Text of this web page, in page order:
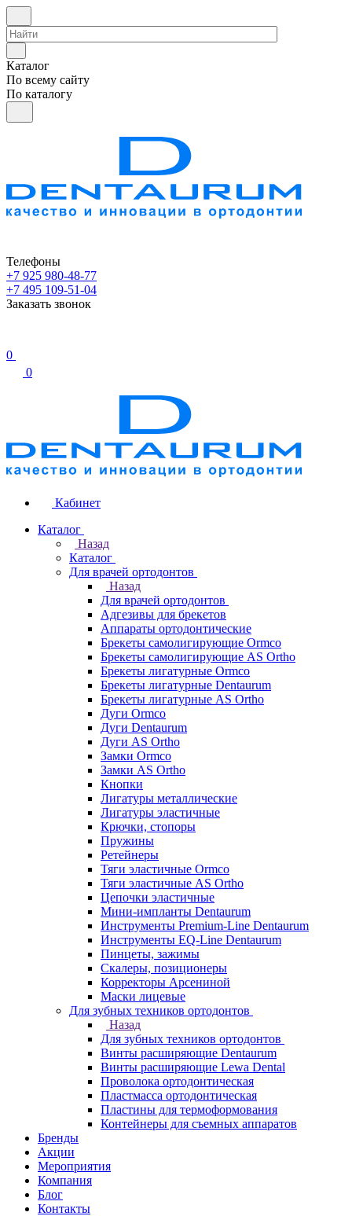
Каталог
По всему сайту
По каталогу
Телефоны
+7 925 980-48-77
+7 495 109-51-04
Заказать звонок
0
0
Кабинет
Каталог
Назад
Каталог
Для врачей ортодонтов
Назад
Для врачей ортодонтов
Адгезивы для брекетов
Аппараты ортодонтические
Брекеты самолигирующие Ormco
Брекеты самолигирующие AS Ortho
Брекеты лигатурные Ormco
Брекеты лигатурные Dentaurum
Брекеты лигатурные AS Ortho
Дуги Ormco
Дуги Dentaurum
Дуги AS Ortho
Замки Ormco
Замки AS Ortho
Кнопки
Лигатуры металлические
Лигатуры эластичные
Крючки, стопоры
Пружины
Ретейнеры
Тяги эластичные Ormco
Тяги эластичные AS Ortho
Цепочки эластичные
Мини-импланты Dentaurum
Инструменты Premium-Line Dentaurum
Инструменты EQ-Line Dentaurum
Пинцеты, зажимы
Скалеры, позиционеры
Корректоры Арсениной
Маски лицевые
Для зубных техников ортодонтов
Назад
Для зубных техников ортодонтов
Винты расширяющие Dentaurum
Винты расширяющие Lewa Dental
Проволока ортодонтическая
Пластмасса ортодонтическая
Пластины для термоформования
Контейнеры для съемных аппаратов
Бренды
Акции
Мероприятия
Компания
Блог
Контакты